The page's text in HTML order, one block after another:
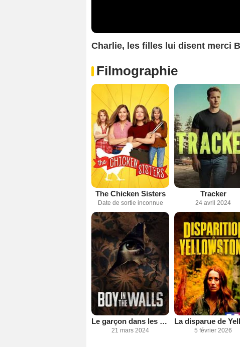
Charlie, les filles lui disent merci
Filmographie
The Chicken Sisters
Date de sortie inconnue
Tracker
24 avril 2024
Le garçon dans les murs
21 mars 2024 5 février 2026